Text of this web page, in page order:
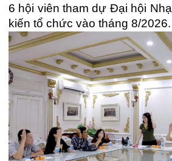
6 hội viên tham dự Đại hội
kiến tổ chức vào tháng 8/2026.